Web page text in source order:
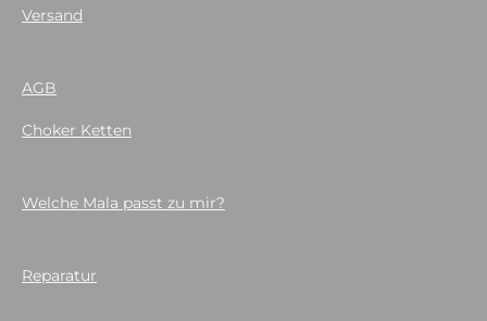
Versand
AGB
Choker Ketten
Welche Mala passt zu mir?
Reparatur